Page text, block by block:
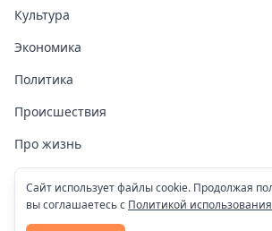
Культура
Экономика
Политика
Происшествия
Про жизнь
Здоровье
COVID-19
Сайт использует файлы cookie. Продолжая
вы соглашаетесь с Политикой